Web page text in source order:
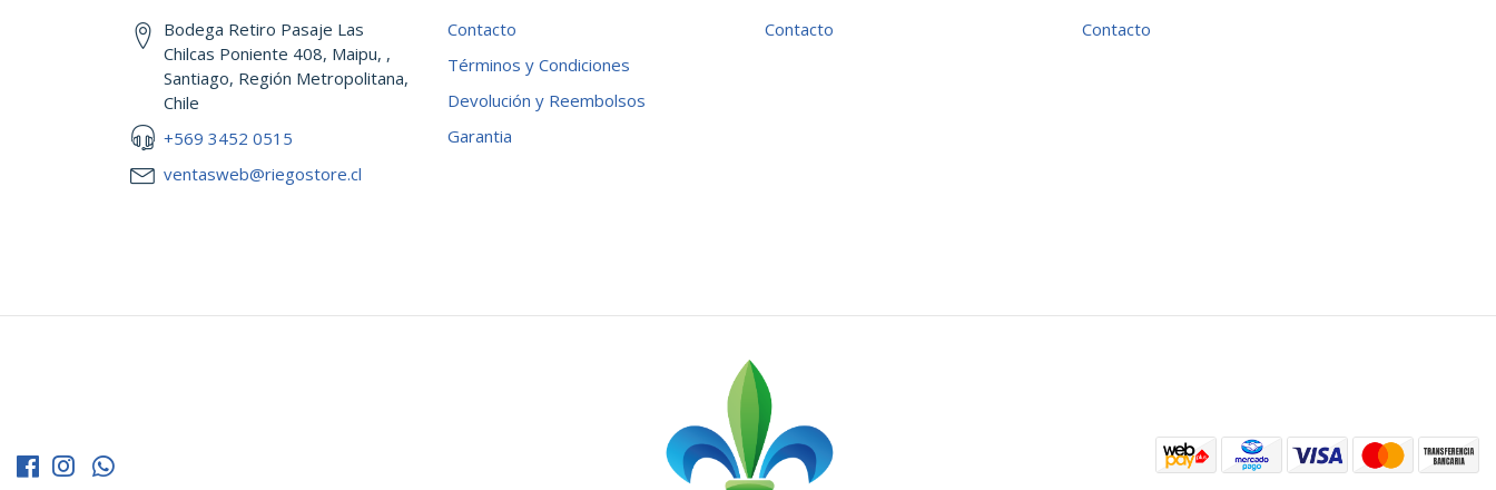
Bodega Retiro Pasaje Las
Chilcas Poniente 408, Maipu, ,
Santiago, Región Metropolitana,
Chile
+569 3452 0515
ventasweb@riegostore.cl
Contacto
Términos y Condiciones
Devolución y Reembolsos
Garantia
Contacto Contacto